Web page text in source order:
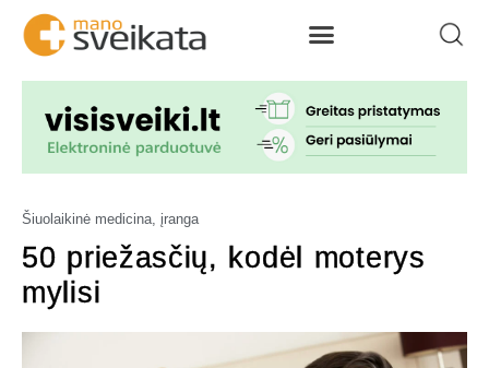
Šiuolaikinė medicina, įranga
50 priežasčių, kodėl moterys
mylisi